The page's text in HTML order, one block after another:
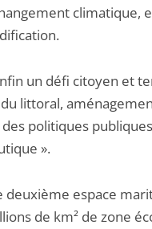
climatique,
un défi citoyen et
littoral,
politiques publiques
».
deuxième espace
de km² de zone